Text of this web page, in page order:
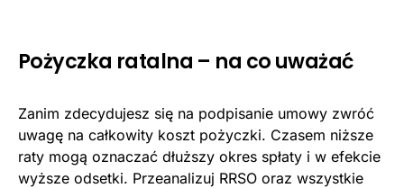
Pożyczka ratalna – na co uważać
Zanim zdecydujesz się na podpisanie umowy zwróć
uwagę na całkowity koszt pożyczki. Czasem niższe
raty mogą oznaczać dłuższy okres spłaty i w efekcie
wyższe odsetki. Przeanalizuj RRSO oraz wszystkie